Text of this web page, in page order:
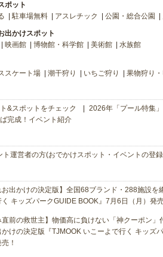
ポット
駐車場無料 アスレチック 公園・総合公園
出かけスポット
映画館 博物館・科学館 美術館 水族館
スケート場 潮干狩り いちご狩り 果物狩り
&スポットをチェック
2026年「プール特集
完成！イベント紹介
ト運営者の方(おでかけスポット・イベントの登
お出かけの決定版】全国68ブランド・288施設
く キッズパークGUIDE BOOK』7月6日（月）発
直前の救世主】物価高に負けない「神クーポン」
けの決定版『TJMOOK いこーよで行く キッズ
！